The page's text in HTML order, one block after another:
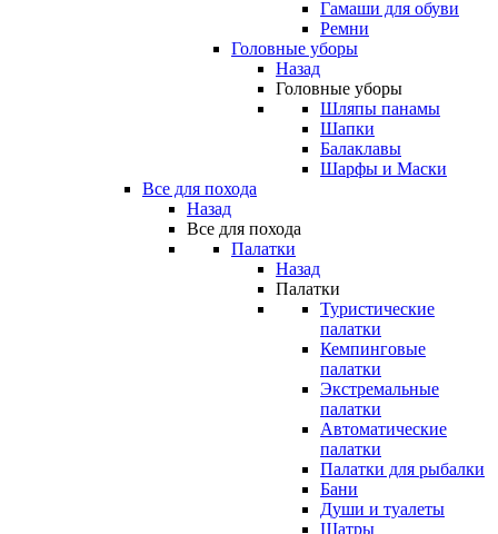
Гамаши для обуви
Ремни
Головные уборы
Назад
Головные уборы
Шляпы панамы
Шапки
Балаклавы
Шарфы и Маски
Все для похода
Назад
Все для похода
Палатки
Назад
Палатки
Туристические
палатки
Кемпинговые
палатки
Экстремальные
палатки
Автоматические
палатки
Палатки для рыбалки
Бани
Души и туалеты
Шатры